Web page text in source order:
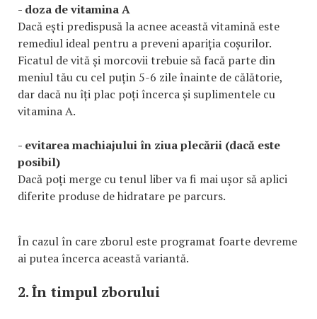
- doza de vitamina A
Dacă ești predispusă la acnee această vitamină este
remediul ideal pentru a preveni apariția coșurilor.
Ficatul de vită și morcovii trebuie să facă parte din
meniul tău cu cel puțin 5-6 zile înainte de călătorie,
dar dacă nu îți plac poți încerca și suplimentele cu
vitamina A.
- evitarea machiajului în ziua plecării (dacă este
posibil)
Dacă poți merge cu tenul liber va fi mai ușor să aplici
diferite produse de hidratare pe parcurs.
În cazul în care zborul este programat foarte devreme
ai putea încerca această variantă.
2. În timpul zborului